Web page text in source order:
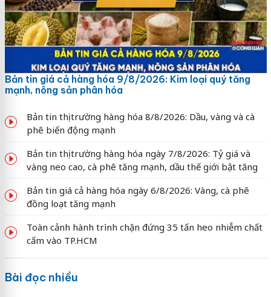
Bản tin giá cả hàng hóa 9/8/2026: Kim loại quý tăng
mạnh, nông sản phân hóa
Bản tin thị trường hàng hóa 8/8/2026: Dầu, vàng và cà
phê biến động mạnh
Bản tin thị trường hàng hóa ngày 7/8/2026: Tỷ giá và
vàng neo cao, cà phê tăng mạnh, dầu thế giới bật tăng
Bản tin giá cả hàng hóa ngày 6/8/2026: Vàng, cà phê
đồng loạt tăng mạnh
Toàn cảnh hành trình chặn đứng 35 tấn heo nhiễm chất
cấm vào TP.HCM
Bài đọc nhiều